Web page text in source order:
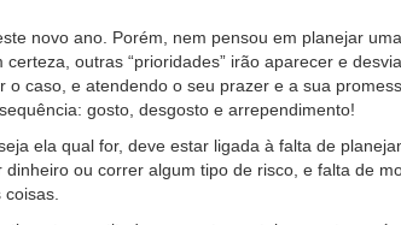
novo ano. Porém, nem pensou em planejar
outras “prioridades” irão aparecer e
caso, e atendendo o seu prazer e a sua
gosto, desgosto e arrependimento!
ela qual for, deve estar ligada à falta de
ou correr algum tipo de risco, e falta de
coisas.